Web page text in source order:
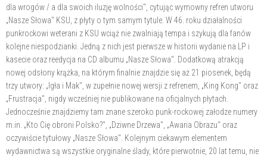
dla wrogów / a dla swoich iluzję wolności", cytując wymowny refren utworu
„Nasze Słowa" KSU, z płyty o tym samym tytule. W 46. roku działalności
punkrockowi weterani z KSU wciąż nie zwalniają tempa i szykują dla fanów
kolejne niespodzianki. Jedną z nich jest pierwsze w historii wydanie na LP i
kasecie oraz reedycja na CD albumu „Nasze Słowa". Dodatkową atrakcją
nowej odsłony krążka, na którym finalnie znajdzie się aż 21 piosenek, będą
trzy utwory: „Igła i Mak", w zupełnie nowej wersji z refrenem, „King Kong" oraz
„Frustracja", nigdy wcześniej nie publikowane na oficjalnych płytach.
Jednocześnie znajdziemy tam znane szeroko punk-rockowej załodze numery
m.in. „Kto Cię obroni Polsko?", „Dziwne Drzewa", „Awaria Obrazu" oraz
oczywiście tytułowy „Nasze Słowa". Kolejnym ciekawym elementem
wydawnictwa są wszystkie oryginalne ślady, które pierwotnie, 20 lat temu, nie